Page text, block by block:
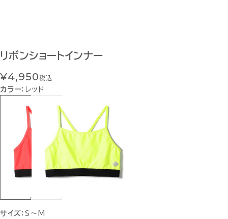
リボンショートインナー
¥4,950税込
カラー： レッド
サイズ：S〜M